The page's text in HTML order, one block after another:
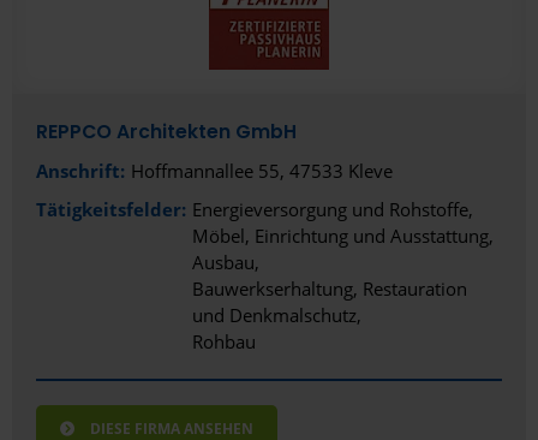
Rechts- und Steuerberatung, Wirtschaftsprüfung,
Sachverständige und Gutachter
Sicherheitsdienstleistungen, Security und Bewachung
Textilien, Bekleidung und Schmuck
Transport, Logistik und Kurierdienstleistungen
Veranstaltungen, Freizeit, Kultur und Unterhaltung
Abbruch, Entkernung und Rückbau
REPPCO Architekten GmbH
Anschrift: Hoffmannallee 55, 47533 Kleve
Tätigkeitsfelder: Energieversorgung und Rohstoffe
Möbel, Einrichtung und Ausstattung
Ausbau
Bauwerkserhaltung, Restauration
und Denkmalschutz
Rohbau
DIESE FIRMA ANSEHEN